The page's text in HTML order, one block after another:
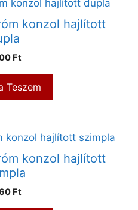
konzol hajlított
Ft
Teszem
konzol hajlított
Ft